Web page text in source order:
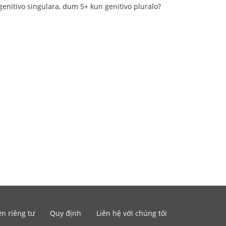
singulara, dum 5+ kun genitivo pluralo?
riêng tư Quy định Liên hệ với chúng tôi